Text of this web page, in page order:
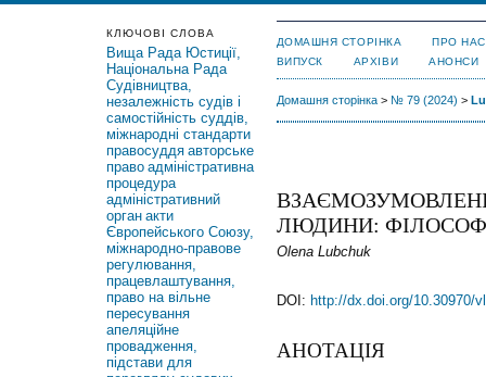
КЛЮЧОВІ СЛОВА
Вища Рада Юстиції,
Національна Рада
Судівництва,
незалежність судів і
самостійність суддів,
міжнародні стандарти
правосуддя авторське
право адміністративна
процедура
адміністративний
орган акти
Європейського Союзу,
міжнародно-правове
регулювання,
працевлаштування,
право на вільне
пересування
апеляційне
провадження,
підстави для
ДОМАШНЯ СТОРІНКА
ПРО НАС
ВИПУСК
АРХІВИ АНОНСИ
Домашня сторінка> № 79 (2024) >
ЛЮДИНИ:
Olena Lubchuk
DOI: http://dx.doi.org/10.30970/
АНОТАЦІЯ